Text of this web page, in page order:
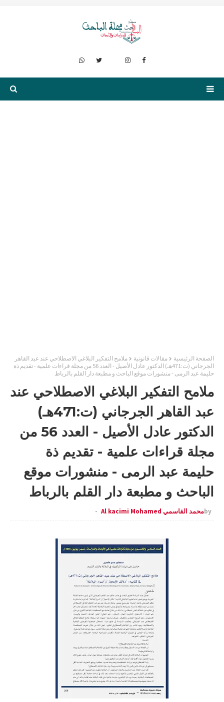
الصفحة الرئيسية مقالات قانونية
ملامح التفكير البلاغي الاصطلاحي عند عبد القاهر
الجرجاني (ت:471هـ) الدكتور عادل الأصيل - العدد 56 من مجلة قراءات علمية - تقديم ذة
حليمة عبد الرمى - منشورات موقع الباحث و مطبعة دار القلم بالرباط
ملامح التفكير البلاغي الاصطلاحي عند
عبد القاهر الجرجاني (ت:471هـ)
الدكتور عادل الأصيل - العدد 56 من
مجلة قراءات علمية - تقديم ذة
حليمة عبد الرمى - منشورات موقع
الباحث و مطبعة دار القلم بالرباط
byمحمد القاسمي Al kacimi Mohamed